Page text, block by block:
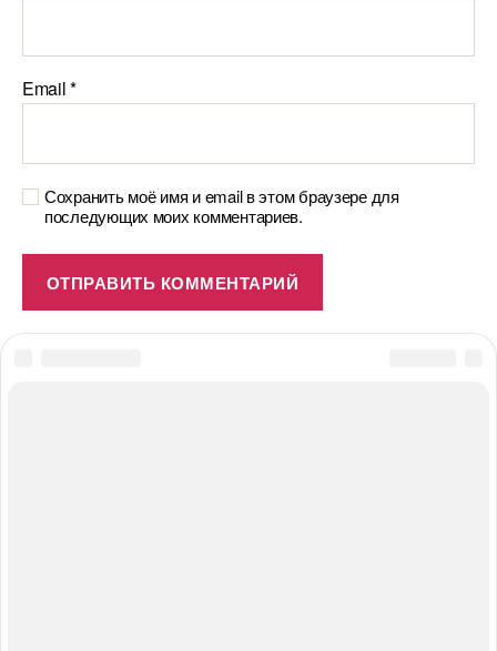
Email*
Сохранить моё имя и email в этом браузере для
последующих моих комментариев.